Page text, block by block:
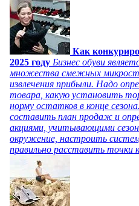
Как
2025 году Бизнес обуви
множества смежных
извлечения прибыли. Надо
товара, какую установить
норму остатков в конце
составить план продаж и
акциями, учитывающими
окружение, настроить
правильно расставить точки